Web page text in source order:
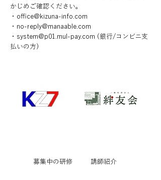
かじめご確認ください。
・office@kizuna-info.com
・no-reply@manaable.com
​・system@p01.mul-pay.com (銀行/コンビニ支
払いの方)
​募集中の研修 講師紹介